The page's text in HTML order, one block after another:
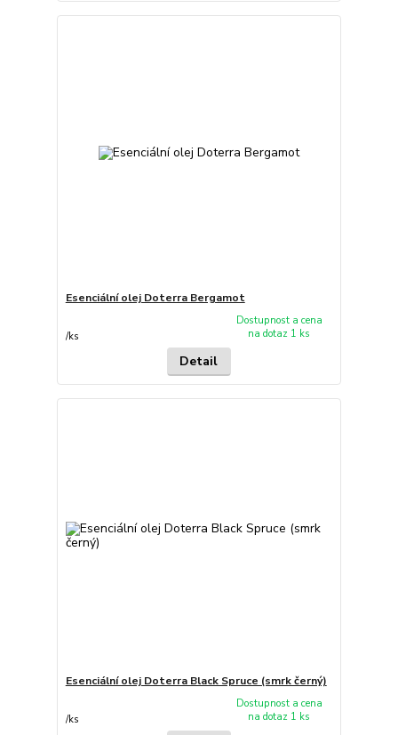
Esenciální olej Doterra Bergamot
/ks
Dostupnost a cena
na dotaz 1 ks
Detail
Esenciální olej Doterra Black Spruce (smrk černý)
/ks
Dostupnost a cena
na dotaz 1 ks